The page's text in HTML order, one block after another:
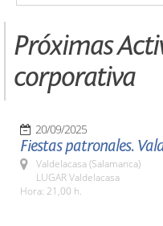
Próximas
corporativa
20/09/2025
Fiestas patronales.
Valdelacasa (Salamanca)
LUGAR Valdelacasa
Hora: 21,00 h.